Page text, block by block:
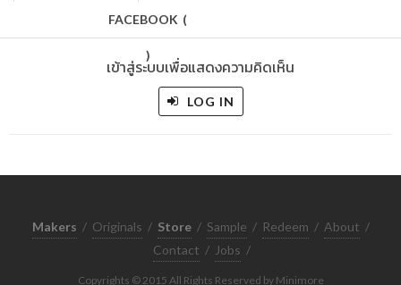
FACEBOOK (
)
เข้าสู่ระบบเพื่อแสดงความคิดเห็น
LOG IN
Makers / Originals / Store / Sample / Redeem / About /
Contact / Jobs /
Copyrights © 2015 All Rights Reserved by Minimore